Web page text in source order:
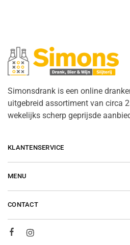
Simonsdrank is een online
uitgebreid assortiment van circa
wekelijks scherp geprijsde
KLANTENSERVICE
MENU
CONTACT